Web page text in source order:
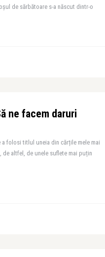
de sărbătoare s-a născut dintr-o
ne facem daruri
folosi titlul uneia din cărțile mele mai
altfel, de unele suflete mai puțin